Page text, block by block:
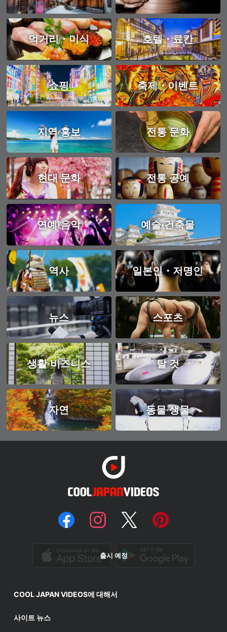
먹거리・미식 호텔・료칸
쇼핑 축제・이벤트
지역 홍보 전통 문화
현대 문화 전통 공예
연예·음악 예술·건축물
역사 일본인・저명인
뉴스 스포츠
생활·비즈니스 탈 것
자연 동물·생물
출시 예정
COOL JAPAN VIDEOS에 대해서
사이트 뉴스